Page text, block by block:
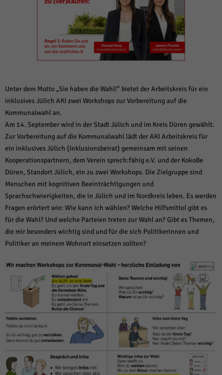
Unter dem Motto „Sie haben die Wahl!“ bietet der Arbeitskreis für ein
inklusives Jülich AKI zwei Workshops zur Vorbereitung auf die
Kommunalwahl an.
Am 14. September wird in der Stadt Jülich und im Kreis Düren gewählt.
Zur Vorbereitung auf die Kommunalwahl lädt der AKI Arbeitskreis für
ein inklusives Jülich (Inklusionsbeirat) gemeinsam mit seinen
Kooperationspartnern, dem Verein sprech:fähig e.V. und der KokoBe
Düren, Standort Jülich, ein zu zwei Workshops. Die Zielgruppe sind
Menschen mit kognitiven Beeinträchtigungen und
Sprachschwierigkeiten, die in Jülich und im Nordkreis leben. Es werden
Fragen erörtert wie: Wie kann ich wählen? Welche Hilfsmittel gibt es
für die Wahl? Und welche Parteien treten zur Wahl an? Gibt es Themen,
die mir besonders wichtig sind und für die sich Politikerinnen und
Politiker an meinem Wohnort einsetzen sollten?
Alle akzeptieren Speichern und weiter
Zurück
Datenschutzeinstellungen
Essenzielle Cookies ermöglichen grundlegende Funktionen und sind für die
einwandfreie Funktion der Website erforderlich.
Statistiken (1)
Statistik Cookies erfassen Informationen anonym. Diese Informationen helfen
uns zu verstehen, wie unsere Besucher unsere Website nutzen.
Cookie-Informationen anzeigen
Marketing (1)
Marketing-Cookies werden von Drittanbietern oder Publishern verwendet,
um personalisierte Werbung anzuzeigen. Sie tun dies, indem sie Besucher
über Websites hinweg verfolgen.
Cookie-Informationen anzeigen
Inhalte von Videoplattformen und Social-Media-Plattformen werden
standardmäßig blockiert. Wenn Cookies von externen Medien akzeptiert
werden, bedarf der Zugriff auf diese Inhalte keiner manuellen Einwilligung
Cookie-Informationen anzeigen
powered by Borlabs Cookie Datenschutzerklärung